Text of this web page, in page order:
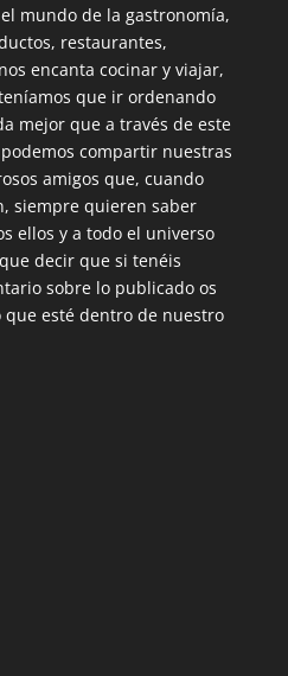
mundo de la gastronomía,
restaurantes,
encanta cocinar y viajar,
que ir ordenando
mejor que a través de este
compartir nuestras
amigos que, cuando
siempre quieren saber
ellos y a todo el universo
decir que si tenéis
sobre lo publicado os
esté dentro de nuestro